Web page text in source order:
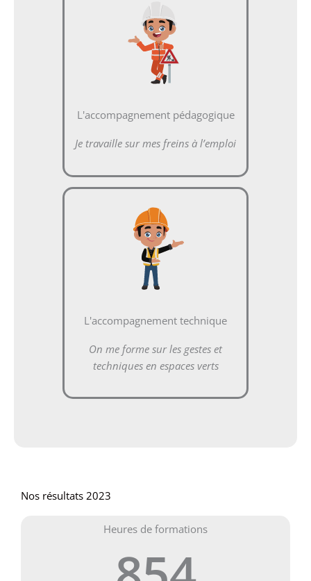
L'accompagnement pédagogique
Je travaille sur mes freins à l’emploi
L'accompagnement technique
On me forme sur les gestes et
techniques en espaces verts
Nos résultats 2023
Heures de formations